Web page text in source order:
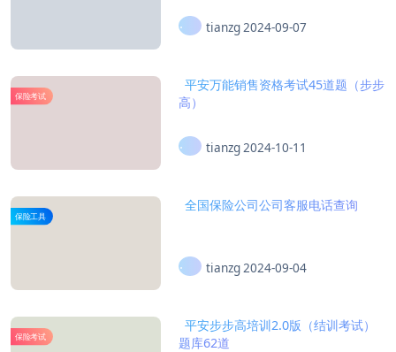
tianzg2024-09-07
保险考试
平安万能销售资格考试45道题（步步
高）
tianzg2024-10-11
保险工具
全国保险公司公司客服电话查询
tianzg2024-09-04
保险考试
平安步步高培训2.0版（结训考试）
题库62道